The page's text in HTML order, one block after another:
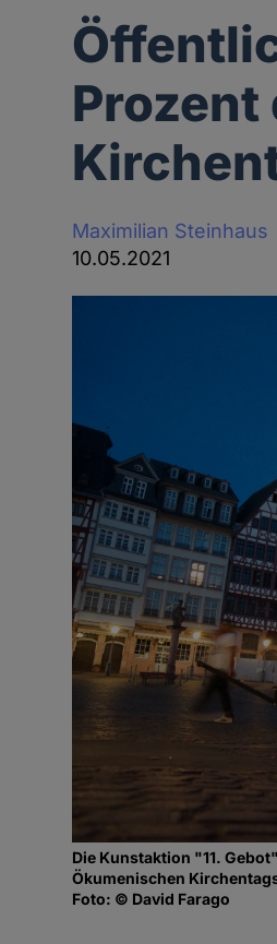
Prozent
Maximilian Steinhaus
10.05.2021
Die Kunstaktion "11.
Ökumenischen
Foto: © David Farago